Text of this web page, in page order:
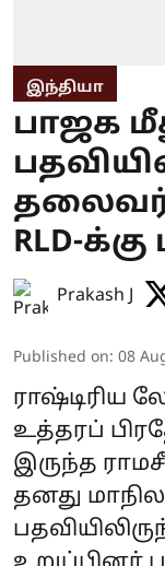
இந்தியா
பாஜக
RLD-
Prakash J
Published on: 08
ராஷ்டிரிய
உத்தரப்
இருந்த
தனது